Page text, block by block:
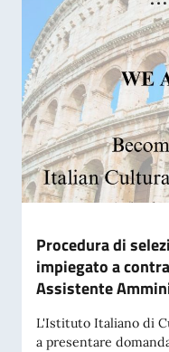
Procedura di
impiegato a
Assistente
L'Istituto Italiano di
a presentare